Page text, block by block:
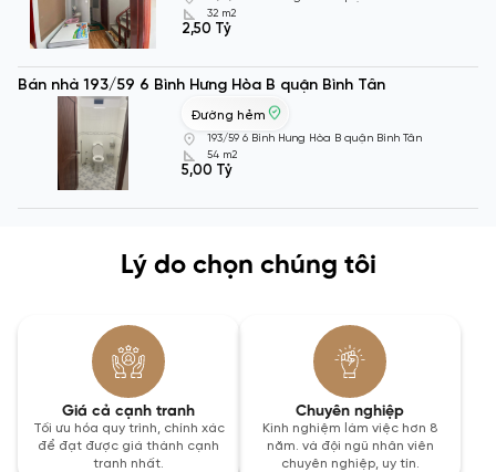
32 m2
2,50 Tỷ
Bán nhà 193/59 6 Bình Hưng Hòa B quận Bình Tân
Đường hẻm
193/59 6 Bình Hưng Hòa B quận Bình Tân
54 m2
5,00 Tỷ
Lý do chọn chúng tôi
Giá cả cạnh tranh
Tối ưu hóa quy trình, chính xác
để đạt được giá thành cạnh
tranh nhất.
Chuyên nghiệp
Kinh nghiệm làm việc hơn 8
năm. và đội ngũ nhân viên
chuyên nghiệp, uy tín.